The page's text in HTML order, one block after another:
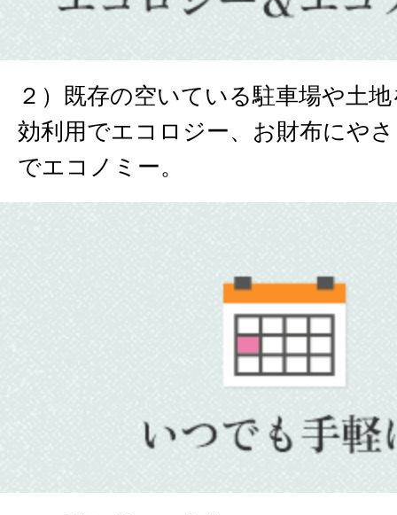
２）既存の空いている駐車場や土
効利用でエコロジー、お財布にや
でエコノミー。